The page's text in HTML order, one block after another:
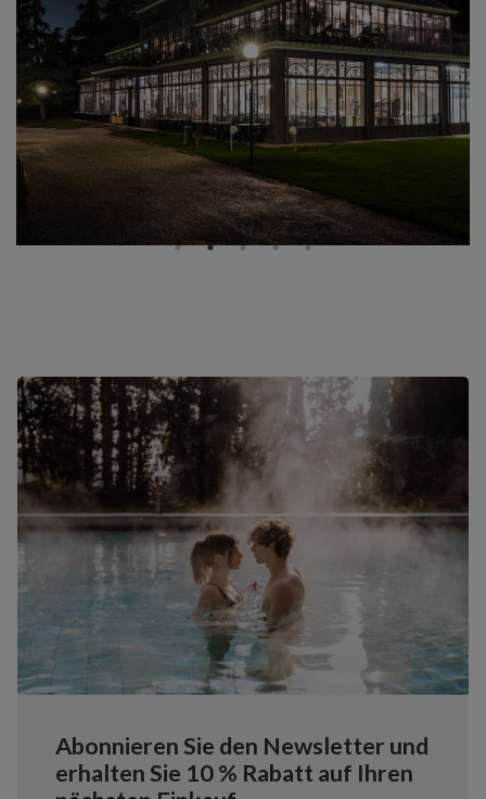
Abonnieren Sie den Newsletter und
erhalten Sie 10 % Rabatt auf Ihren